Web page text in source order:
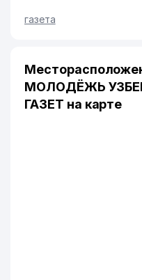
газета
МОЛОДЁЖЬ
ГАЗЕТ на карте